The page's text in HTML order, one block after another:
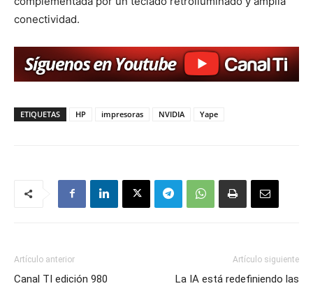
conectividad.
ETIQUETAS HP impresoras NVIDIA Yape
Artículo anterior
Canal TI edición 980
Artículo siguiente
La IA está redefiniendo las